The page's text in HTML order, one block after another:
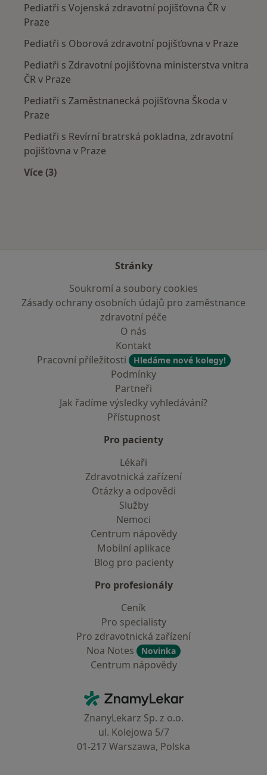
Pediatři s Vojenská zdravotní pojišťovna ČR v
Praze
Pediatři s Oborová zdravotní pojišťovna v Praze
Pediatři s Zdravotní pojišťovna ministerstva vnitra
ČR v Praze
Pediatři s Zaměstnanecká pojišťovna Škoda v
Praze
Pediatři s Revírní bratrská pokladna, zdravotní
pojišťovna v Praze
Více (3)
Stránky
Soukromí a soubory cookies
Zásady ochrany osobních údajů pro zaměstnance
zdravotní péče
O nás
Kontakt
Pracovní příležitosti
Hledáme nové kolegy!
Podmínky
Partneři
Jak řadíme výsledky vyhledávání?
Přístupnost
Pro pacienty
Lékaři
Zdravotnická zařízení
Otázky a odpovědi
Služby
Nemoci
Centrum nápovědy
Mobilní aplikace
Blog pro pacienty
Pro profesionály
Ceník
Pro specialisty
Pro zdravotnická zařízení
Noa Notes
Novinka
Centrum nápovědy
ZnamyLekar - Hlavní stránka
ZnanyLekarz Sp. z o.o.
ul. Kolejowa 5/7
01-217 Warszawa, Polska